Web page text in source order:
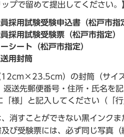
ップで留めて提出してください。
採用試験受験申込書（松戸市指
採用試験受験票（松戸市指定）
シート（松戸市指定）
用封筒
）の封筒（サイズ
返送先郵便番号・住所・氏名を
「様」と記入してください（「
消すことができない黒インクま
び受験票には、必ず同じ写真